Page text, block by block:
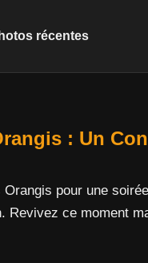
récentes
: Un
pour une
ce moment